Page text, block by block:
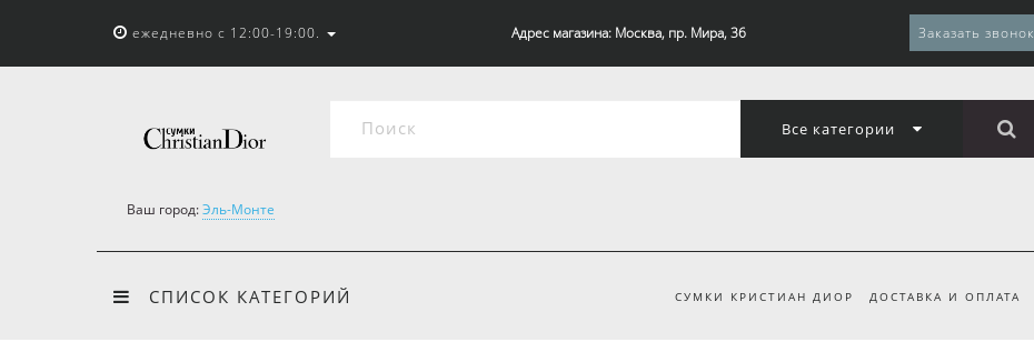
ежедневно с 12:00-19:00. Адрес магазина: Москва, пр. Мира, 36 Заказать звонок
Все категории
Ваш город:Эль-Монте
СПИСОК КАТЕГОРИЙ СУМКИ КРИСТИАН ДИОР ДОСТАВКА И ОПЛАТА